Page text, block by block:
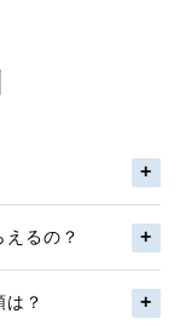
るの？
？